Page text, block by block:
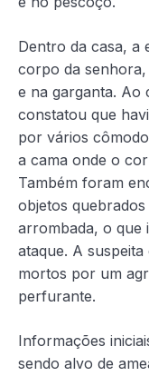
Dentro da casa, a
corpo da
e na garganta. Ao
constatou que
por vários
a cama onde o
Também foram
objetos
arrombada, o que
ataque. A
mortos por um
perfurante.
Informações
sendo alvo de